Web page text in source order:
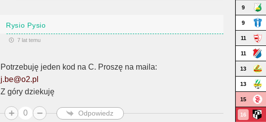
Rysio Pysio
7 lat temu
Potrzebuję jeden kod na C. Proszę na maila:
j.be@o2.pl
Z góry dziekuję
0 Odpowiedz
9
9
11
11
13
13
15
16